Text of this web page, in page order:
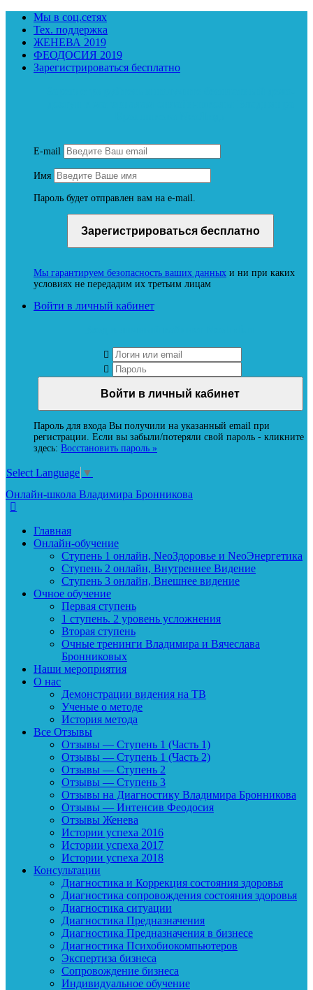
Мы в соц.сетях
Тех. поддержка
ЖЕНЕВА 2019
ФЕОДОСИЯ 2019
Зарегистрироваться бесплатно
E-mail
Имя
Пароль будет отправлен вам на e-mail.
Мы гарантируем безопасность ваших данных и ни при каких
условиях не передадим их третьим лицам
Войти в личный кабинет
Пароль для входа Вы получили на указанный email при
регистрации. Если вы забыли/потеряли свой пароль - кликните
здесь: Восстановить пароль »
Select Language ▼
Онлайн-школа Владимира Бронникова
Главная
Онлайн-обучение
Ступень 1 онлайн, NeoЗдоровье и NeoЭнергетика
Ступень 2 онлайн, Внутреннее Видение
Ступень 3 онлайн, Внешнее видение
Очное обучение
Первая ступень
1 ступень. 2 уровень усложнения
Вторая ступень
Очные тренинги Владимира и Вячеслава
Бронниковых
Наши мероприятия
О нас
Демонстрации видения на ТВ
Ученые о методе
История метода
Все Отзывы
Отзывы — Ступень 1 (Часть 1)
Отзывы — Ступень 1 (Часть 2)
Отзывы — Ступень 2
Отзывы — Ступень 3
Отзывы на Диагностику Владимира Бронникова
Отзывы — Интенсив Феодосия
Отзывы Женева
Истории успеха 2016
Истории успеха 2017
Истории успеха 2018
Консультации
Диагностика и Коррекция состояния здоровья
Диагностика сопровождения состояния здоровья
Диагностика ситуации
Диагностика Предназначения
Диагностика Предназначения в бизнесе
Диагностика Психобиокомпьютеров
Экспертиза бизнеса
Сопровождение бизнеса
Индивидуальное обучение